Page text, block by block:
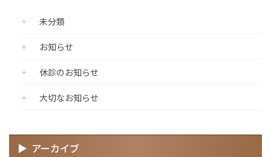
未分類
お知らせ
休診のお知らせ
大切なお知らせ
アーカイブ